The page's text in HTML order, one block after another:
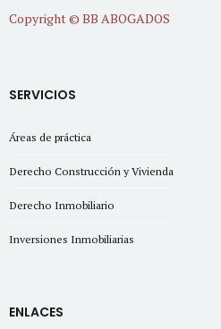
Copyright © BB ABOGADOS
SERVICIOS
Áreas de práctica
Derecho Construcción y Vivienda
Derecho Inmobiliario
Inversiones Inmobiliarias
ENLACES